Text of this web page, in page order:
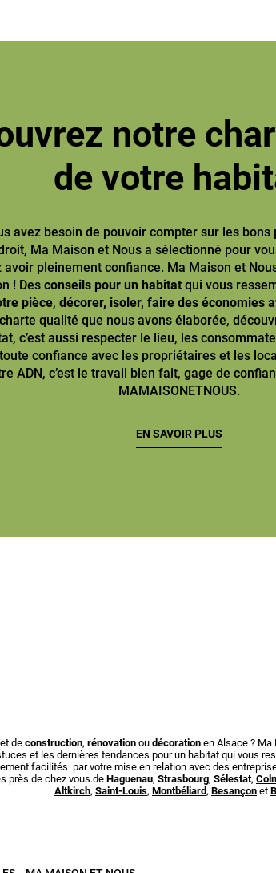
notre
de votre
avez besoin de pouvoir compter sur les
Ma Maison et Nous a sélectionné pour
avoir pleinement confiance. Ma Maison et
! Des conseils pour un habitat qui vous
pièce, décorer, isoler, faire des économies
qualité que nous avons élaborée,
c’est aussi respecter le lieu, les
confiance avec les propriétaires et les
ADN, c’est le travail bien fait, gage de
MAMAISONETNOUS.
EN SAVOIR PLUS
de construction, rénovationou décorationen Alsace ? Ma
et les dernières tendances pour un habitat qui vous
facilités par votre mise en relation avec des
près de chez vous.de Haguenau, Strasbourg, Sélestat,
Altkirch, Saint-Louis, Montbéliard , Besançon et